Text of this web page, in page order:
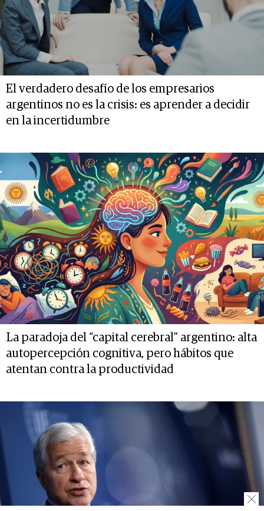
El verdadero desafío de los empresarios
argentinos no es la crisis: es aprender a decidir
en la incertidumbre
La paradoja del “capital cerebral” argentino: alta
autopercepción cognitiva, pero hábitos que
atentan contra la productividad